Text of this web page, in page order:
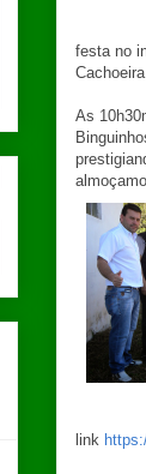
festa no
As
link